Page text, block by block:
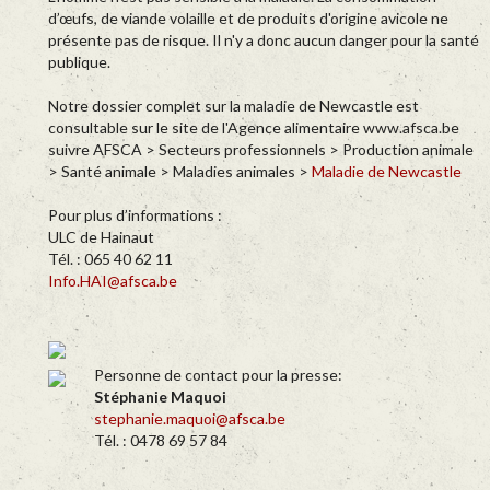
d’œufs, de viande volaille et de produits d'origine avicole ne
présente pas de risque. Il n'y a donc aucun danger pour la santé
publique.
Notre dossier complet sur la maladie de Newcastle est
consultable sur le site de l'Agence alimentaire www.afsca.be
suivre AFSCA > Secteurs professionnels > Production animale
> Santé animale > Maladies animales > Maladie de Newcastle
Pour plus d’informations :
ULC de Hainaut
Tél. : 065 40 62 11
Info.HAI@afsca.be
Personne de contact pour la presse:
Stéphanie Maquoi
stephanie.maquoi@afsca.be
Tél. : 0478 69 57 84